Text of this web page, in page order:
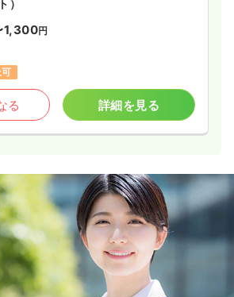
されています。
）
1,300円
る 詳細を見る